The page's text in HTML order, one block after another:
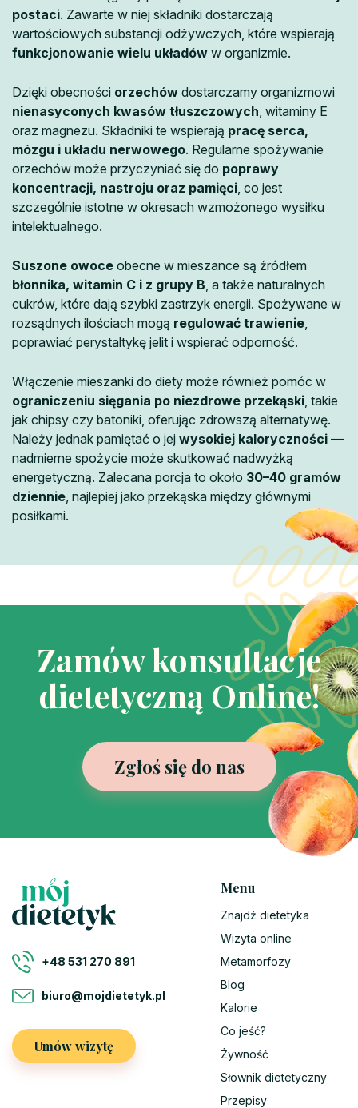
postaci. Zawarte w niej składniki dostarczają
wartościowych substancji odżywczych, które wspierają
funkcjonowanie wielu układów w organizmie.
Dzięki obecności orzechów dostarczamy organizmowi
nienasyconych kwasów tłuszczowych , witaminy E
oraz magnezu. Składniki te wspierają pracę serca,
mózgu i układu nerwowego. Regularne spożywanie
orzechów może przyczyniać się do poprawy
koncentracji, nastroju oraz pamięci , co jest
szczególnie istotne w okresach wzmożonego wysiłku
intelektualnego.
Suszone owoce obecne w mieszance są źródłem
błonnika, witamin C i z grupy B , a także naturalnych
cukrów, które dają szybki zastrzyk energii. Spożywane w
rozsądnych ilościach mogą regulować trawienie
poprawiać perystaltykę jelit i wspierać odporność.
Włączenie mieszanki do diety może również pomóc w
ograniczeniu sięgania po niezdrowe przekąski , takie
jak chipsy czy batoniki, oferując zdrowszą alternatywę.
Należy jednak pamiętać o jej wysokiej kaloryczności —
nadmierne spożycie może skutkować nadwyżką
energetyczną. Zalecana porcja to około 30–40 gramów
dziennie , najlepiej jako przekąska między głównymi
posiłkami.
Zamów konsultacje
dietetyczną Online!
Zgłoś się do nas
+48 531 270 891
biuro@mojdietetyk.pl
Umów wizytę
Menu
Znajdź dietetyka
Wizyta online
Metamorfozy
Blog
Kalorie
Co jeść?
Żywność
Słownik dietetyczny
Przepisy